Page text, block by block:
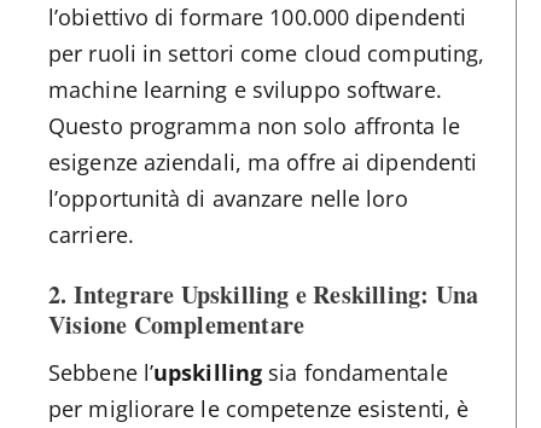
l’obiettivo di formare 100.000 dipendenti
per ruoli in settori come cloud computing,
machine learning e sviluppo software​.
Questo programma non solo affronta le
esigenze aziendali, ma offre ai dipendenti
l’opportunità di avanzare nelle loro
carriere.
2. Integrare Upskilling e Reskilling: Una
Visione Complementare
Sebbene l’upskilling sia fondamentale
per migliorare le competenze esistenti, è